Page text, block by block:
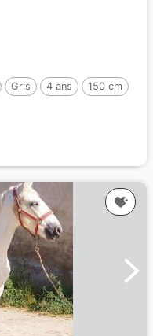
Gris 4 ans
150 cm